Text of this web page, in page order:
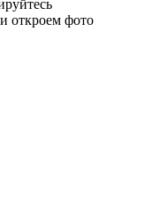
откроем фото